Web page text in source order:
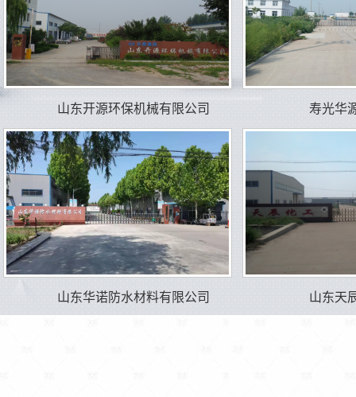
山东开源环保机械有限公司 寿光华
山东华诺防水材料有限公司 山东天